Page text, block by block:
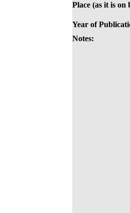
Place (as it is on
Year of
Notes: